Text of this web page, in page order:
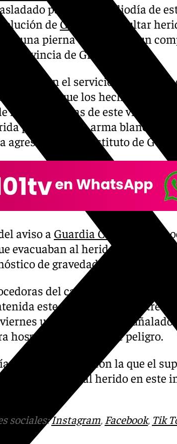
pasado el mediodía de
deGuadix
al resultar
en una pierna a manos de un
provincia de Granada.
Press en el servicio de
indicado que los hechos se
las 13,00 horas de este viernes y
por corte con arma blanca en
agresión en un instituto de
aviso a Guardia Civil
, Policía
evacuaban al herido al hospital
de gravedad.
del caso consultadas por
este pasado jueves entre dos
uno de ellos ha apuñalado
hospitalizado fuera de peligro.
sido una navaja con la que el
tres puñaladas al herido en este
sociales:Instagram, Facebook, Tik